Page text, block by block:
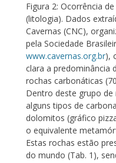
Figura 2: Ocorrência
(litologia). Dados
Cavernas (CNC),
pela Sociedade
www.cavernas.org.br),
clara a predominância
rochas carbonáticas
Dentro deste grupo
alguns tipos de
dolomitos (gráfico
o equivalente
Estas rochas estão
do mundo (Tab. 1),